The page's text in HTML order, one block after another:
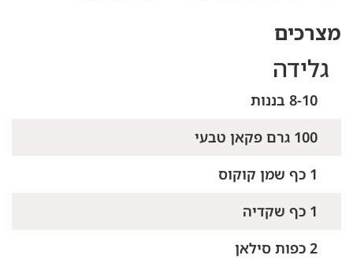
מצרכים
גלידה
8-10 בננות
100 גרם פקאן טבעי
1 כף שמן קוקוס
1 כף שקדיה
2 כפות סילאן